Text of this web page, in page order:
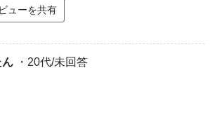
ューを共有
ん ・20代/未回答